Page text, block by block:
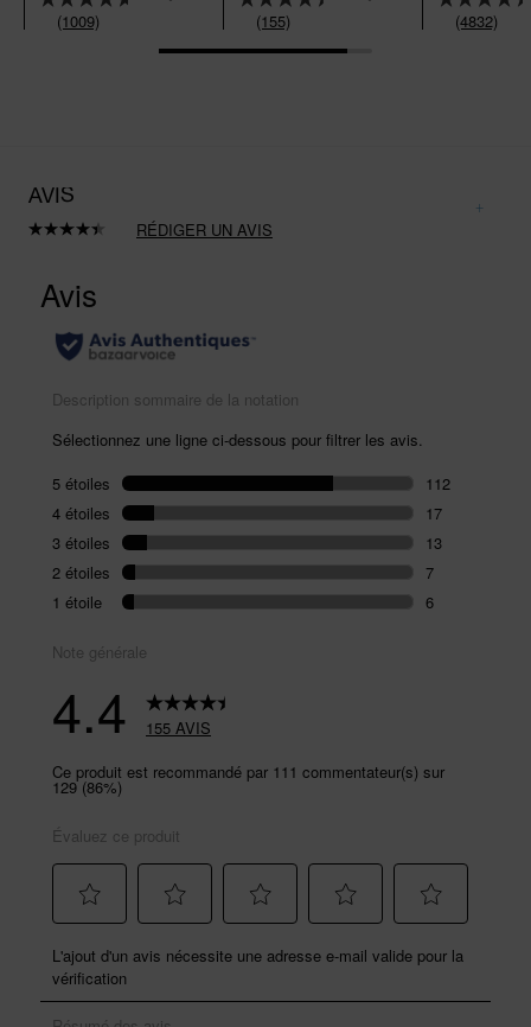
(1009) (155) (4832)
AVIS
RÉDIGER UN AVIS